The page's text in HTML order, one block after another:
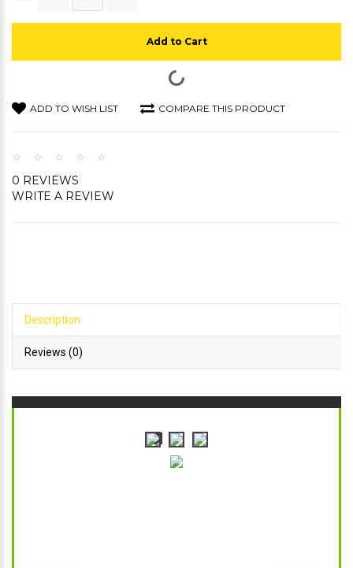
Add to Cart
ADD TO WISH LIST COMPARE THIS PRODUCT
0 REVIEWS
WRITE A REVIEW
Description
Reviews (0)